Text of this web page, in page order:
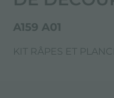
A159 A01
KIT RÂPES ET